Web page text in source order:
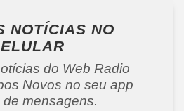
NOTÍCIAS NO
do Web Radio
Novos no seu app
de mensagens.